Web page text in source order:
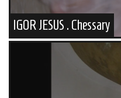
IGOR JESUS . Chessary